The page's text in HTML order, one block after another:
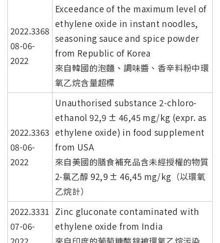
2022.3368
08-06-
2022
Exceedance of the maximum level of
ethylene oxide in instant noodles,
seasoning sauce and spice powder
from Republic of Korea
來自韓國的泡麵、調味醬、香辛料粉中環
氧乙烷含量超標
2022.3363
08-06-
2022
Unauthorised substance 2-chloro-
ethanol 92,9 ± 46,45 mg/kg (expr. as
ethylene oxide) in food supplement
from USA
來自美國的膳食補充品含未經授權的物質
2-氯乙醇 92,9 ± 46,45 mg/kg（以環氧
乙烷計）
2022.3331
07-06-
Zinc gluconate contaminated with
ethylene oxide from India